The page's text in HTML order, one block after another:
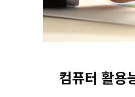
컴퓨터 활용